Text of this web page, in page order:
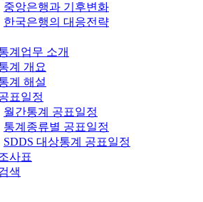
중앙은행과 기후변화
한국은행의 대응전략
계업무 소개
계 개요
계 해설
표일정
월간통계 공표일정
통계종류별 공표일정
SDDS 대상통계 공표일정
사표
색